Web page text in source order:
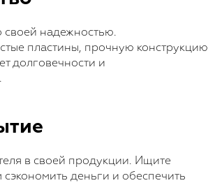
своей надежностью.
пластины, прочную конструкцию
долговечности и
в своей продукции. Ищите
деньги и обеспечить